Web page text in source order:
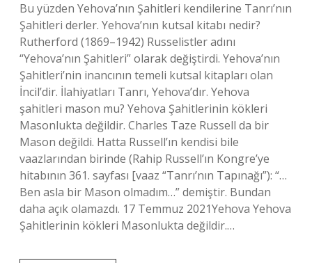
Bu yüzden Yehova’nın Şahitleri kendilerine Tanrı’nın
Şahitleri derler. Yehova’nın kutsal kitabı nedir?
Rutherford (1869–1942) Russelistler adını
“Yehova’nın Şahitleri” olarak değiştirdi. Yehova’nın
Şahitleri’nin inancının temeli kutsal kitapları olan
İncil’dir. İlahiyatları Tanrı, Yehova’dır. Yehova
şahitleri mason mu? Yehova Şahitlerinin kökleri
Masonlukta değildir. Charles Taze Russell da bir
Mason değildi. Hatta Russell’ın kendisi bile
vaazlarından birinde (Rahip Russell’ın Kongre’ye
hitabının 361. sayfası [vaaz “Tanrı’nın Tapınağı”): “…
Ben asla bir Mason olmadım…” demiştir. Bundan
daha açık olamazdı. 17 Temmuz 2021Yehova Yehova
Şahitlerinin kökleri Masonlukta değildir.…